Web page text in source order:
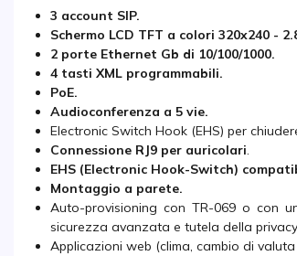
3 account SIP.
Schermo LCD TFT a colori 320x240 -
2 porte Ethernet Gb di 10/100/1000.
4 tasti XML programmabili.
PoE.
Audioconferenza a 5 vie.
Electronic Switch Hook (EHS) per
Connessione RJ9 per auricolari.
EHS (Electronic Hook-Switch)
Montaggio a parete.
Auto-provisioning con TR-069 o con
sicurezza avanzata e tutela della
Applicazioni web (clima, cambio di